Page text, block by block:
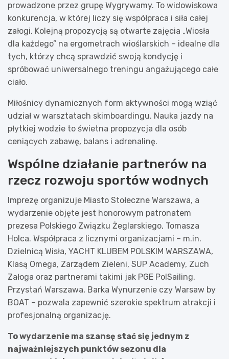
prowadzone przez grupę Wygrywamy. To widowiskowa
konkurencja, w której liczy się współpraca i siła całej
załogi. Kolejną propozycją są otwarte zajęcia „Wiosła
dla każdego” na ergometrach wioślarskich – idealne dla
tych, którzy chcą sprawdzić swoją kondycję i
spróbować uniwersalnego treningu angażującego całe
ciało.
Miłośnicy dynamicznych form aktywności mogą wziąć
udział w warsztatach skimboardingu. Nauka jazdy na
płytkiej wodzie to świetna propozycja dla osób
ceniących zabawę, balans i adrenalinę.
Wspólne działanie partnerów na
rzecz rozwoju sportów wodnych
Imprezę organizuje Miasto Stołeczne Warszawa, a
wydarzenie objęte jest honorowym patronatem
prezesa Polskiego Związku Żeglarskiego, Tomasza
Holca. Współpraca z licznymi organizacjami – m.in.
Dzielnicą Wisła, YACHT KLUBEM POLSKIM WARSZAWA,
Klasą Omega, Zarządem Zieleni, SUP Academy, Zuch
Załoga oraz partnerami takimi jak PGE PolSailing,
Przystań Warszawa, Barka Wynurzenie czy Warsaw by
BOAT – pozwala zapewnić szerokie spektrum atrakcji i
profesjonalną organizację.
To wydarzenie ma szansę stać się jednym z
najważniejszych punktów sezonu dla